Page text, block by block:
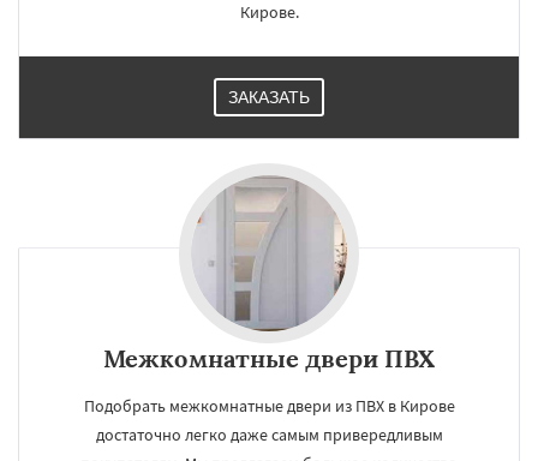
Кирове.
ЗАКАЗАТЬ
Межкомнатные двери ПВХ
Подобрать межкомнатные двери из ПВХ в Кирове
достаточно легко даже самым привередливым